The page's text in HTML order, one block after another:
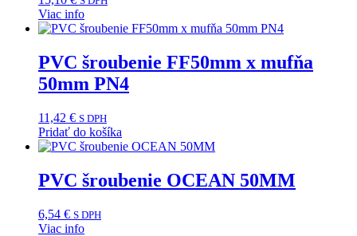
Viac info
PVC šroubenie FF50mm x mufňa
50mm PN4
11,42 € S DPH
Pridať do košíka
PVC šroubenie OCEAN 50MM
6,54 € S DPH
Viac info